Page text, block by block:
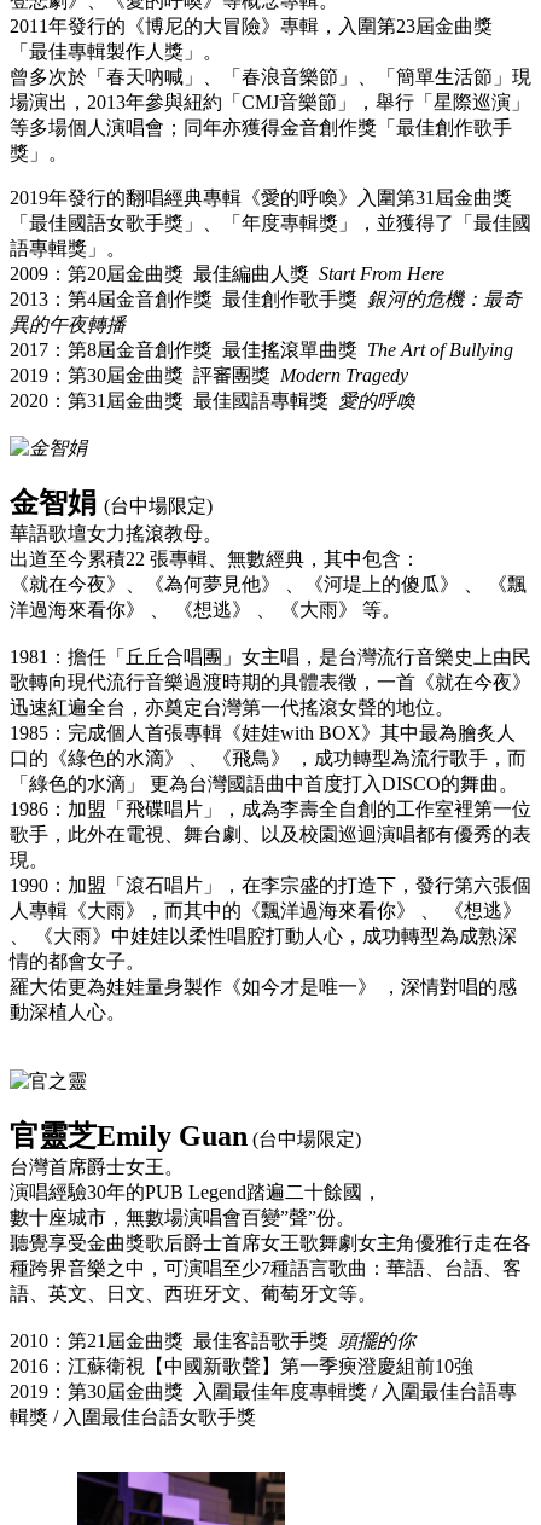
2011年發行的《博尼的大冒險》專輯，入圍第23屆金曲獎
「最佳專輯製作人獎」。
曾多次於「春天吶喊」、「春浪音樂節」、「簡單生活節」現
場演出，2013年參與紐約「CMJ音樂節」，舉行「星際巡演」
等多場個人演唱會；同年亦獲得金音創作獎「最佳創作歌手
獎」。
2019年發行的翻唱經典專輯《愛的呼喚》入圍第31屆金曲獎
「最佳國語女歌手獎」、「年度專輯獎」，並獲得了「最佳國
語專輯獎」。
2009：第20屆金曲獎 最佳編曲人獎 Start From Here
2013：第4屆金音創作獎 最佳創作歌手獎 銀河的危機：最奇
異的午夜轉播
2017：第8屆金音創作獎 最佳搖滾單曲獎 The Art of Bullying
2019：第30屆金曲獎 評審團獎 Modern Tragedy
2020：第31屆金曲獎 最佳國語專輯獎 愛的呼喚
金智娟 (台中場限定)
華語歌壇女力搖滾教母。
出道至今累積22 張專輯、無數經典，其中包含：
《就在今夜》、《為何夢見他》 、《河堤上的傻瓜》 、 《飄
洋過海來看你》 、 《想逃》 、 《大雨》 等。
1981：擔任「丘丘合唱團」女主唱，是台灣流行音樂史上由民
歌轉向現代流行音樂過渡時期的具體表徵，一首《就在今夜》
迅速紅遍全台，亦奠定台灣第一代搖滾女聲的地位。
1985：完成個人首張專輯《娃娃with BOX》其中最為膾炙人
口的《綠色的水滴》 、 《飛鳥》 ，成功轉型為流行歌手，而
「綠色的水滴」 更為台灣國語曲中首度打入DISCO的舞曲。
1986：加盟「飛碟唱片」，成為李壽全自創的工作室裡第一位
歌手，此外在電視、舞台劇、以及校園巡迴演唱都有優秀的表
現。
1990：加盟「滾石唱片」，在李宗盛的打造下，發行第六張個
人專輯《大雨》，而其中的《飄洋過海來看你》 、 《想逃》
、 《大雨》中娃娃以柔性唱腔打動人心，成功轉型為成熟深
情的都會女子。
羅大佑更為娃娃量身製作《如今才是唯一》 ，深情對唱的感
動深植人心。
官靈芝Emily Guan (台中場限定)
台灣首席爵士女王。
演唱經驗30年的PUB Legend踏遍二十餘國，
數十座城市，無數場演唱會百變”聲”份。
聽覺享受金曲獎歌后爵士首席女王歌舞劇女主角優雅行走在各
種跨界音樂之中，可演唱至少7種語言歌曲：華語、台語、客
語、英文、日文、西班牙文、葡萄牙文等。
2010：第21屆金曲獎 最佳客語歌手獎 頭擺的你
2016：江蘇衛視【中國新歌聲】第一季瘐澄慶組前10強
2019：第30屆金曲獎
入圍最佳年度專輯獎 / 入圍最佳台語專
輯獎 / 入圍最佳台語女歌手獎